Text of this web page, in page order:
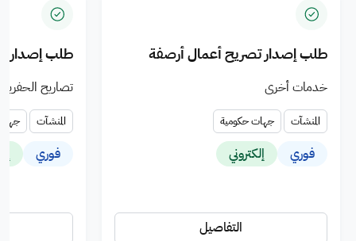
طلب إصدار تصريح أعمال أرصفة
خدمات أخرى
المنشآت جهات حكومية
فوري إلكتروني
التفاصيل
طلب إصدار
تصاريح
المنشآت
فوري